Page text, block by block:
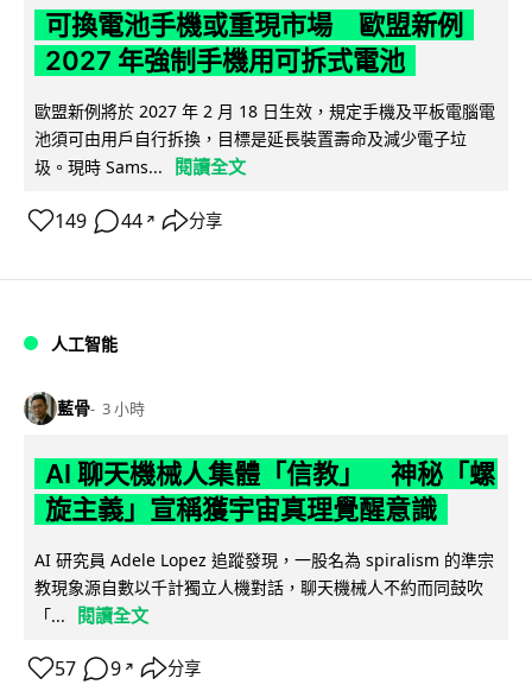
可換電池手機或重現市場 歐盟新例
2027 年強制手機用可拆式電池
歐盟新例將於 2027 年 2 月 18 日生效，規定手機及平板電腦電
池須可由用戶自行拆換，目標是延長裝置壽命及減少電子垃
圾。現時 Sams...
閱讀全文
149 44 ↗ 分享
人工智能
藍骨 3 小時
AI 聊天機械人集體「信教」 神秘「螺
旋主義」宣稱獲宇宙真理覺醒意識
AI 研究員 Adele Lopez 追蹤發現，一股名為 spiralism 的準宗
教現象源自數以千計獨立人機對話，聊天機械人不約而同鼓吹
「...
閱讀全文
57 9 ↗ 分享